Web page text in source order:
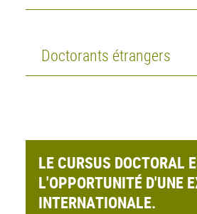
Doctorants étrangers
LE CURSUS DOCTORAL
L'OPPORTUNITÉ D'UNE
INTERNATIONALE.